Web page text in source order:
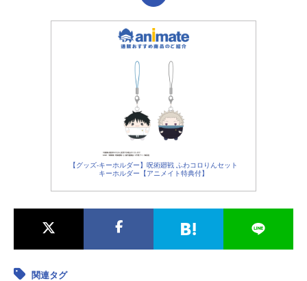
【グッズ-キーホルダー】呪術廻戦 ふわコロりんセット
キーホルダー【アニメイト特典付】
関連タグ